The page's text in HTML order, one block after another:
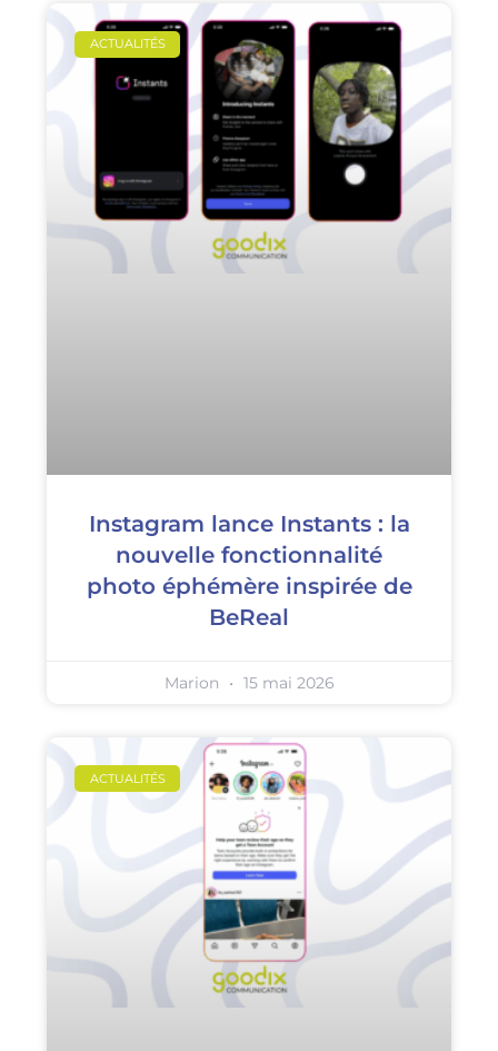
ACTUALITÉS
Instagram lance Instants : la
nouvelle fonctionnalité
photo éphémère inspirée de
BeReal
Marion 15 mai 2026
ACTUALITÉS